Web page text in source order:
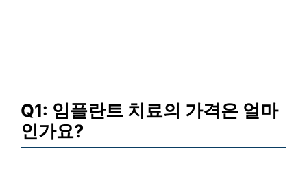
Q1: 임플란트 치료의 가격은 얼마
인가요?